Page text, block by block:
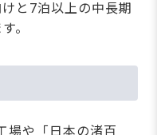
と7泊以上の中長期
。
場や「日本の渚百